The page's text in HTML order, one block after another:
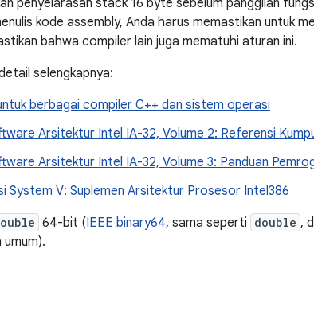
penyelarasan stack 16 byte sebelum panggilan
kode assembly, Anda harus memastikan untuk
bahwa compiler lain juga mematuhi aturan ini.
selengkapnya:
berbagai compiler C++ dan sistem operasi
Arsitektur Intel IA-32, Volume 2: Referensi
Arsitektur Intel IA-32, Volume 3: Panduan
System V: Suplemen Arsitektur Prosesor Intel386
64-bit (IEEE binary64, sama seperti double ,